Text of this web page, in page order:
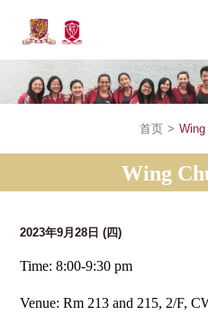
首页 > Wing
Wing
2023年9月28日(四)
Time: 8:00-9:30 pm
Venue: Rm 213 and 215, 2/F,